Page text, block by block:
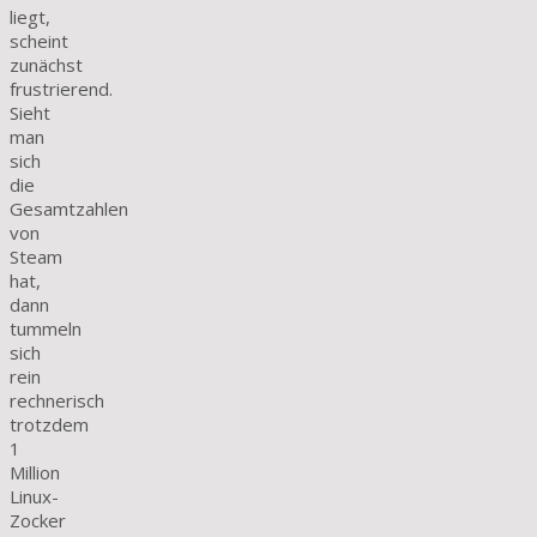
liegt,
scheint
zunächst
frustrierend.
Sieht
man
sich
die
Gesamtzahlen
von
Steam
hat,
dann
tummeln
sich
rein
rechnerisch
trotzdem
1
Million
Linux-
Zocker